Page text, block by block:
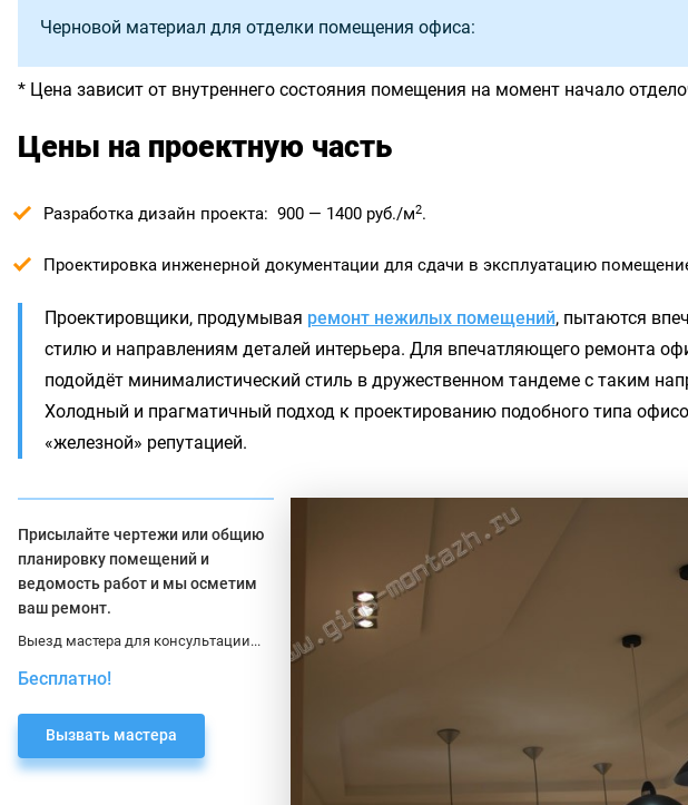
Черновой материал для отделки помещения офиса:
* Цена зависит от внутреннего состояния помещения на момент начало
Цены на проектную часть
Разработка дизайн проекта: 900 — 1400 руб./м2.
Проектировка инженерной документации для сдачи в эксплуатацию
Проектировщики, продумывая ремонт нежилых помещений, пытаются
стилю и направлениям деталей интерьера. Для впечатляющего ремонта
подойдёт минималистический стиль в дружественном тандеме с таким
Холодный и прагматичный подход к проектированию подобного типа
«железной» репутацией.
Присылайте чертежи или общию
планировку помещений и
ведомость работ и мы осметим
ваш ремонт.
Выезд мастера для консультации...
Бесплатно!
Вызвать мастера